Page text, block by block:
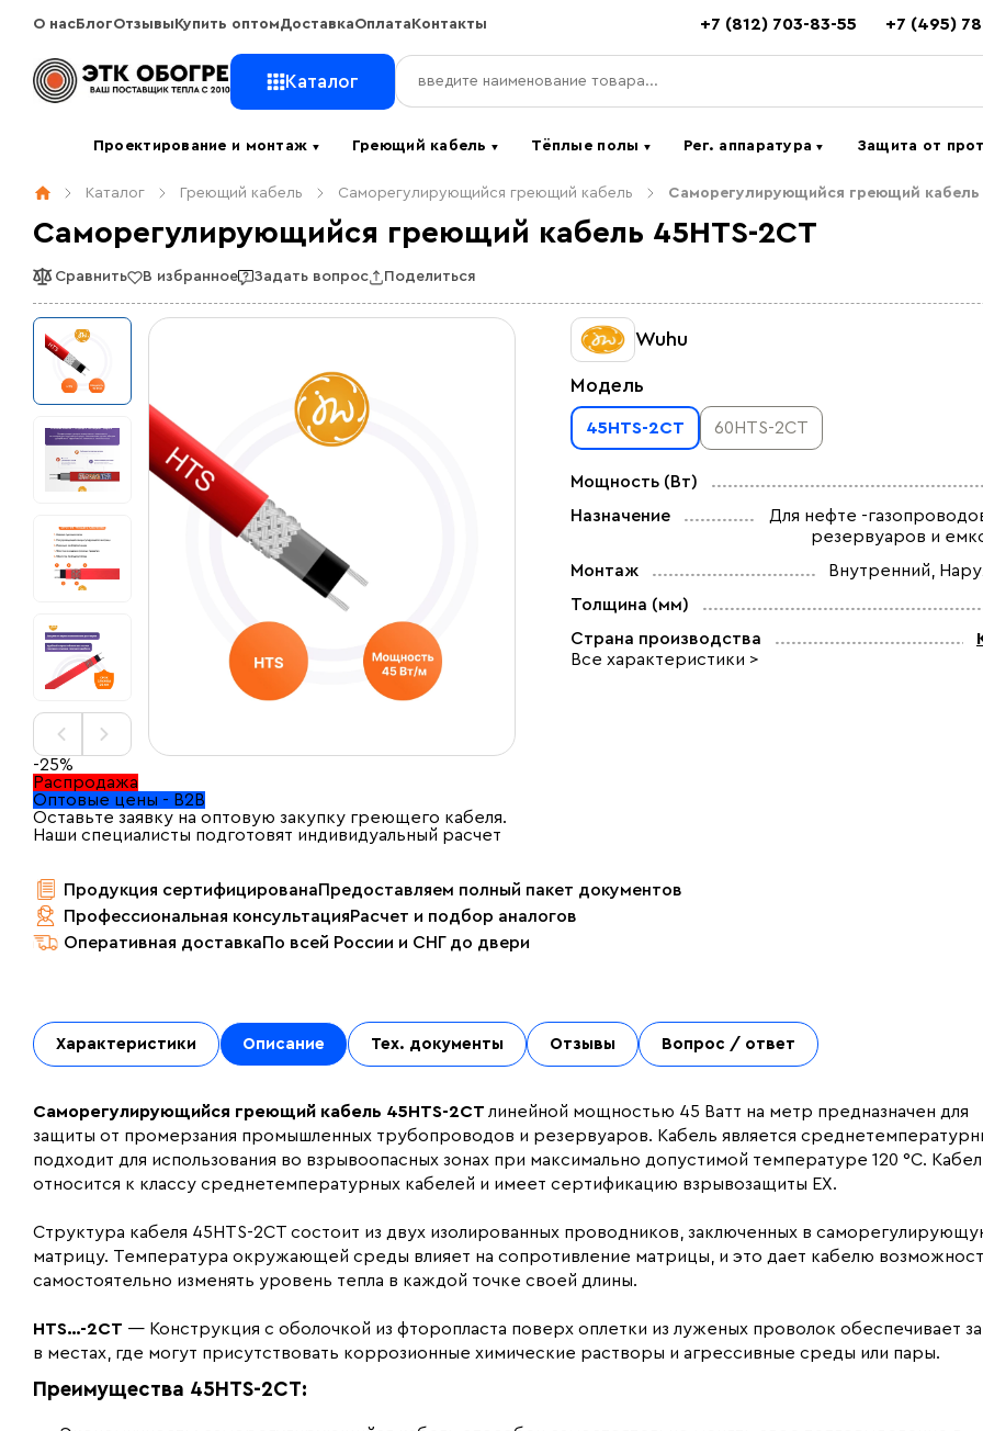
О нас БлогОтзывы Купить оптомДоставкаОплата Контакты +7 (812) 703-83-55 +7 (495)
Каталог
Проектирование и монтаж ▼ Греющий кабель▼ Тёплые полы ▼ Рег. аппаратура▼ Защита от
Каталог Греющий кабель Саморегулирующийся греющий кабель Саморегулирующийся греющий кабель
Саморегулирующийся греющий кабель 45HTS-2CT
Сравнить В избранное Задать вопрос Поделиться
-25%
Распродажа
Оптовые цены - B2B
Оставьте заявку на оптовую закупку греющего кабеля.
Наши специалисты подготовят индивидуальный расчет
Wuhu
Модель
45HTS-2CT 60HTS-2CT
Мощность (Вт)
Назначение
Для нефте -
резервуаров и
Монтаж
Внутренний,
Толщина (мм)
Страна производства
Все характеристики >
Продукция сертифицированаПредоставляем полный пакет документов
Профессиональная консультацияРасчет и подбор аналогов
Оперативная доставкаПо всей России и СНГ до двери
Характеристики Описание Тех. документы Отзывы Вопрос / ответ
Саморегулирующийся греющий кабель 45HTS-2CT линейной мощностью 45 Ватт на метр предназначен для
защиты от промерзания промышленных трубопроводов и резервуаров. Кабель является
подходит для использования во взрывоопасных зонах при максимально допустимой температуре 120 °С.
относится к классу среднетемпературных кабелей и имеет сертификацию взрывозащиты EX.
Структура кабеля 45HTS-2CT состоит из двух изолированных проводников, заключенных в
матрицу. Температура окружающей среды влияет на сопротивление матрицы, и это дает кабелю
самостоятельно изменять уровень тепла в каждой точке своей длины.
HTS…-2CT — Конструкция с оболочкой из фторопласта поверх оплетки из луженых проволок обеспечивает
в местах, где могут присутствовать коррозионные химические растворы и агрессивные среды или пары.
Преимущества 45HTS-2CT: